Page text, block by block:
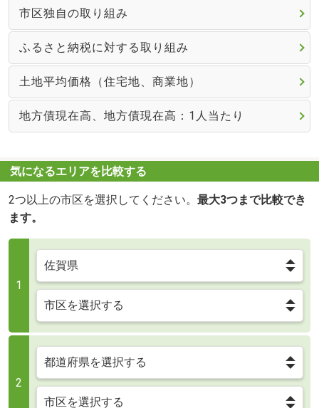
市区独自の取り組み
ふるさと納税に対する取り組み
土地平均価格（住宅地、商業地）
地方債現在高、地方債現在高：1人当たり
気になるエリアを比較する
2つ以上の市区を選択してください。 最大3つまで比較でき
ます。
1
2